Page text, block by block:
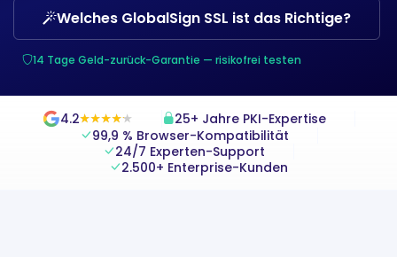
Welches GlobalSign SSL ist das Richtige?
14 Tage Geld-zurück-Garantie — risikofrei testen
4.2★
★★
★★
★★
★★
★
25+ Jahre PKI-Expertise
99,9 % Browser-Kompatibilität
24/7 Experten-Support
2.500+ Enterprise-Kunden